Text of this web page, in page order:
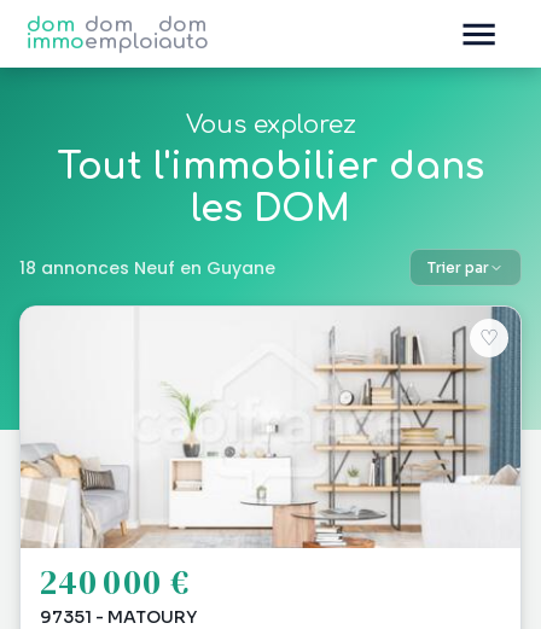
dom
immo
dom
emploi
dom
auto
Vous explorez
Tout l'immobilier dans
les DOM
18 annonces Neuf en Guyane Trier par
♡
240 000 €
97351 - MATOURY